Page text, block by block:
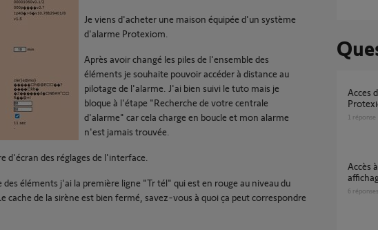
Je viens d'acheter une maison équipée d'un système
d'alarme Protexiom.
Après avoir changé les piles de l'ensemble des
éléments je souhaite pouvoir accéder à distance au
pilotage de l'alarme. J'ai bien suivi le tuto mais je
bloque à l'étape "Recherche de votre centrale
d'alarme" car cela charge en boucle et mon alarme
n'est jamais trouvée.
d'écran des réglages de l'interface.
des éléments j'ai la première ligne "Tr tél" qui est en rouge au niveau du
cache de la sirène est bien fermé, savez-vous à quoi ça peut correspondre
Acces distance sur deux centrales Somfy
1 réponse
Accès à distance alarme Protexiom +
6 réponses